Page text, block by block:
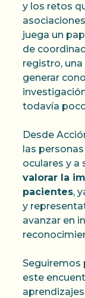
y los retos
juega un
de
registro,
generar
todavía
Desde
las
oculares y a
valorar la
pacientes,
y
avanzar en
Seguiremos
este